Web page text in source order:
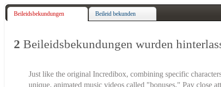
Beileidsbekundungen Beileid bekunden
2 Beileidsbekundungen wurden
Just like the original Incredibox, combining specific
unique, animated music videos called "bonuses." Pay close